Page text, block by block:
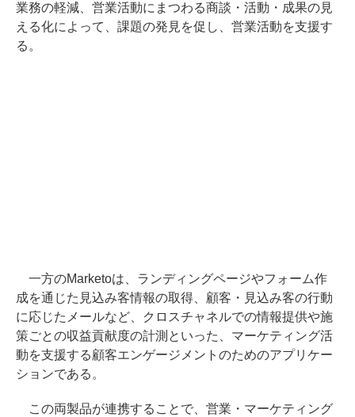
業務の軽減、営業活動にまつわる商談・活動・成果の見
える化によって、課題の発見を促し、営業活動を支援す
る。
一方のMarketoは、ランディングページやフォーム作
成を通じた見込み客情報の取得、顧客・見込み客の行動
に応じたメールなど、クロスチャネルでの情報提供や施
策ごとの収益貢献度の計測といった、マーケティング活
動を支援する顧客エンゲージメントのためのアプリケー
ションである。
この両製品が連携することで、営業・マーケティング